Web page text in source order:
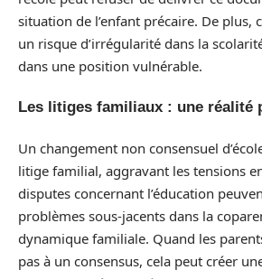
situation de l’enfant précaire. De plus,
un risque d’irrégularité dans la
dans une position vulnérable.
Les litiges familiaux : une réalité
Un changement non consensuel
litige familial, aggravant les tensions
disputes concernant l’éducation
problèmes sous-jacents dans la
dynamique familiale. Quand les
pas à un consensus, cela peut créer